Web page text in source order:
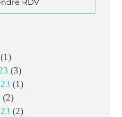
RDV
(1)
(3)
(1)
(2)
(2)